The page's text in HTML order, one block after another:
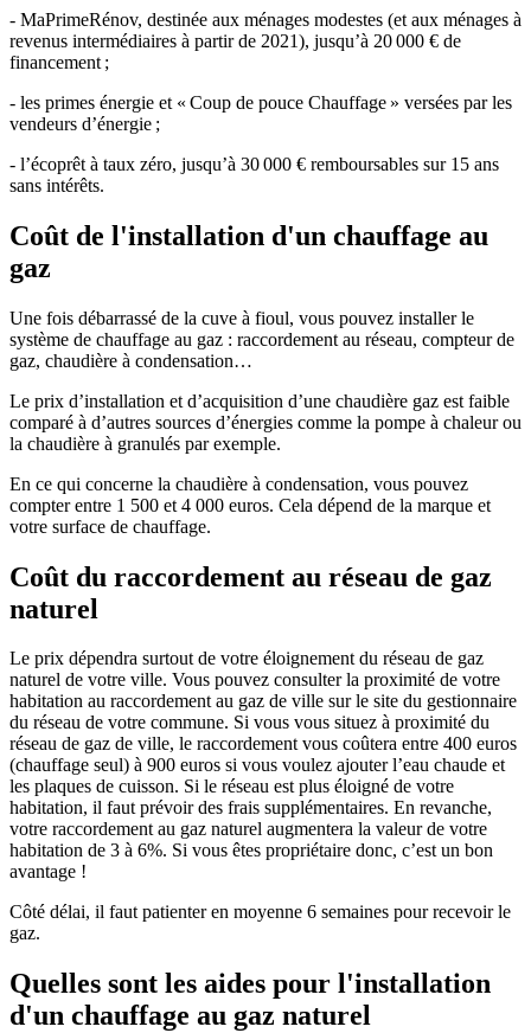
- MaPrimeRénov, destinée aux ménages modestes (et aux ménages à
revenus intermédiaires à partir de 2021), jusqu’à 20 000 € de
financement ;
- les primes énergie et « Coup de pouce Chauffage » versées par les
vendeurs d’énergie ;
- l’écoprêt à taux zéro, jusqu’à 30 000 € remboursables sur 15 ans
sans intérêts.
Coût de l'installation d'un chauffage au
gaz
Une fois débarrassé de la cuve à fioul, vous pouvez installer le
système de chauffage au gaz : raccordement au réseau, compteur de
gaz, chaudière à condensation…
Le prix d’installation et d’acquisition d’une chaudière gaz est faible
comparé à d’autres sources d’énergies comme la pompe à chaleur ou
la chaudière à granulés par exemple.
En ce qui concerne la chaudière à condensation, vous pouvez
compter entre 1 500 et 4 000 euros. Cela dépend de la marque et
votre surface de chauffage.
Coût du raccordement au réseau de gaz
naturel
Le prix dépendra surtout de votre éloignement du réseau de gaz
naturel de votre ville. Vous pouvez consulter la proximité de votre
habitation au raccordement au gaz de ville sur le site du gestionnaire
du réseau de votre commune. Si vous vous situez à proximité du
réseau de gaz de ville, le raccordement vous coûtera entre 400 euros
(chauffage seul) à 900 euros si vous voulez ajouter l’eau chaude et
les plaques de cuisson. Si le réseau est plus éloigné de votre
habitation, il faut prévoir des frais supplémentaires. En revanche,
votre raccordement au gaz naturel augmentera la valeur de votre
habitation de 3 à 6%. Si vous êtes propriétaire donc, c’est un bon
avantage !
Côté délai, il faut patienter en moyenne 6 semaines pour recevoir le
gaz.
Quelles sont les aides pour l'installation
d'un chauffage au gaz naturel